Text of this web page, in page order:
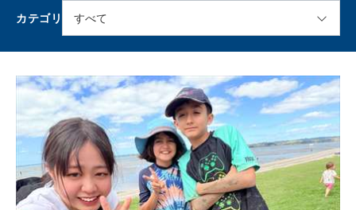
カテゴリ